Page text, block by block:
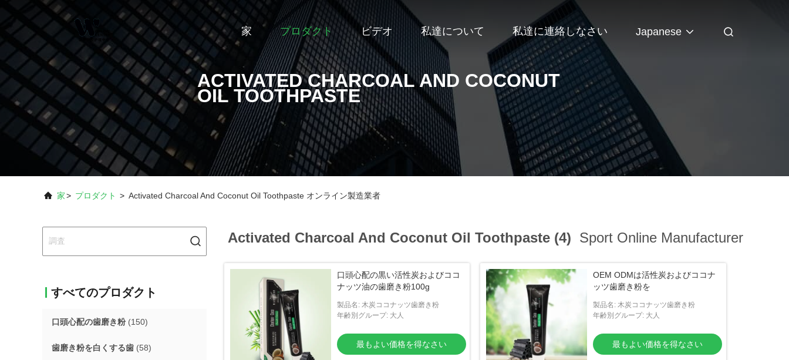
家 プロダクト ビデオ 私達について 私達に連絡しなさい Japanese
ACTIVATED CHARCOAL AND COCONUT
OIL TOOTHPASTE
家> プロダクト > Activated Charcoal And Coconut Oil Toothpaste オンライン製造業者
すべてのプロダクト
口頭心配の歯磨き粉(150)
歯磨き粉を白くする歯 (58)
Activated Charcoal And Coconut Oil Toothpaste (4) Sport Online Manufacturer
口頭心配の黒い活性炭およびココ
ナッツ油の歯磨き粉100g
製品名: 木炭ココナッツ歯磨き粉
年齢別グループ: 大人
最もよい価格を得なさい
OEM ODMは活性炭およびココナ
ッツ歯磨き粉を
製品名: 木炭ココナッツ歯磨き粉
年齢別グループ: 大人
最もよい価格を得なさい